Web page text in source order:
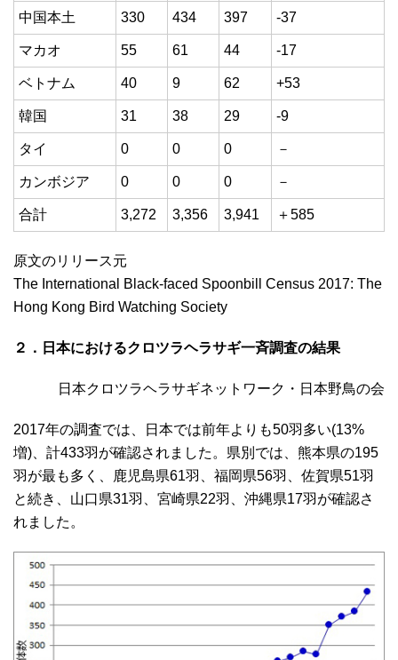
中国本土 330 434 397 -37
マカオ 55 61 44 -17
ベトナム 40 9 62 +53
韓国 31 38 29 -9
タイ 0 0 0 －
カンボジア 0 0 0 －
合計 3,272 3,356 3,941 ＋585
原文のリリース元
The International Black-faced Spoonbill Census 2017: The
Hong Kong Bird Watching Society
２．日本におけるクロツラヘラサギ一斉調査の結果
日本クロツラヘラサギネットワーク・日本野鳥の会
2017年の調査では、日本では前年よりも50羽多い(13%
増)、計433羽が確認されました。県別では、熊本県の195
羽が最も多く、鹿児島県61羽、福岡県56羽、佐賀県51羽
と続き、山口県31羽、宮崎県22羽、沖縄県17羽が確認さ
れました。